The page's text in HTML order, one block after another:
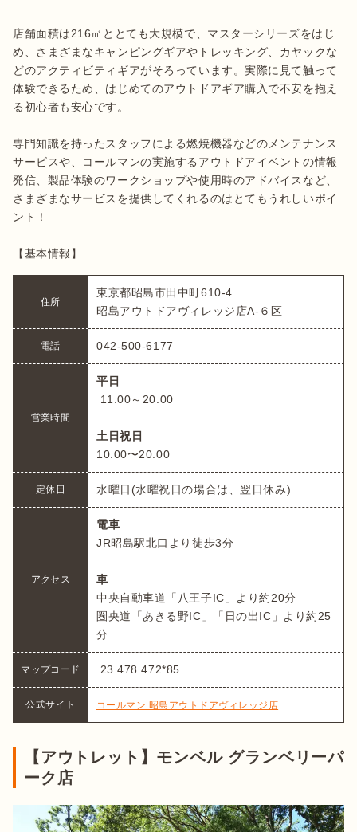
店舗面積は216㎡ととても大規模で、マスターシリーズをはじ
め、さまざまなキャンピングギアやトレッキング、カヤックな
どのアクティビティギアがそろっています。実際に見て触って
体験できるため、はじめてのアウトドアギア購入で不安を抱え
る初心者も安心です。
専門知識を持ったスタッフによる燃焼機器などのメンテナンス
サービスや、コールマンの実施するアウトドアイベントの情報
発信、製品体験のワークショップや使用時のアドバイスなど、
さまざまなサービスを提供してくれるのはとてもうれしいポイ
ント！
住所
東京都昭島市田中町610-4
昭島アウトドアヴィレッジ店A-６区
電話 042-500-6177
営業時間
平日
土日祝日
10:00〜20:00
定休日 水曜日(水曜祝日の場合は、翌日休み)
アクセス
電車
JR昭島駅北口より徒歩3分
車
中央自動車道「八王子IC」より約20分
圏央道「あきる野IC」「日の出IC」より約25
分
マップコード 23 478 472*85
公式サイト コールマン 昭島アウトドアヴィレッジ店
【アウトレット】モンベル グランベリーパ
ーク店